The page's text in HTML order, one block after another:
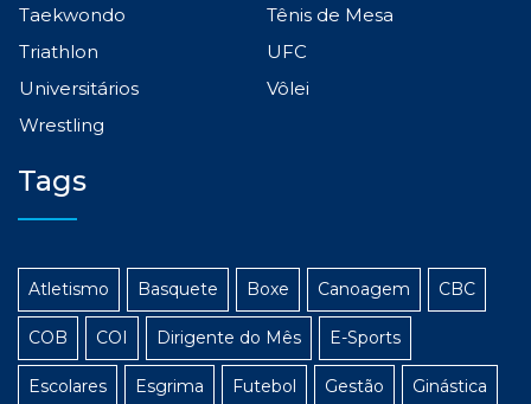
Taekwondo
Tênis de Mesa
Triathlon
UFC
Universitários
Vôlei
Wrestling
Tags
Atletismo Basquete Boxe Canoagem CBC
COB COI Dirigente do Mês E-Sports
Escolares Esgrima Futebol Gestão Ginástica